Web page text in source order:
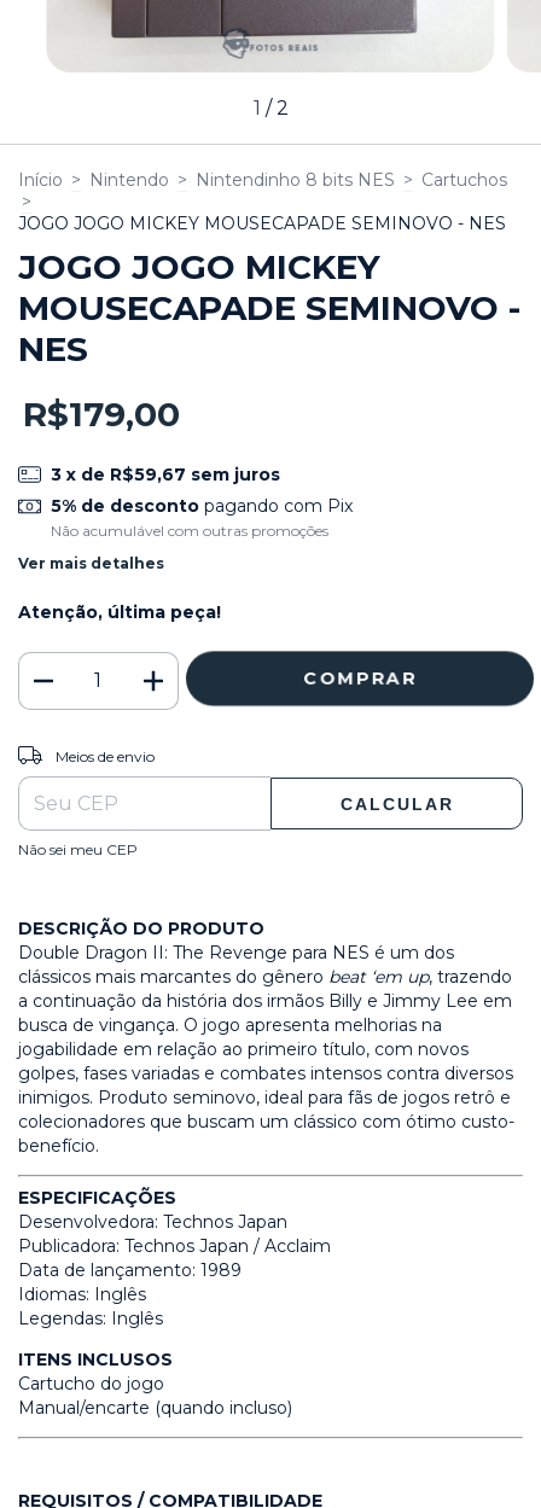
1 /2
Início > Nintendo > Nintendinho 8 bits NES > Cartuchos
>
JOGO JOGO MICKEY MOUSECAPADE SEMINOVO - NES
JOGO JOGO MICKEY
MOUSECAPADE SEMINOVO -
NES
R$179,00
3 x de R$59,67 sem juros
5% de descontopagando com Pix
Não acumulável com outras promoções
Ver mais detalhes
Atenção, última peça!
Entregas para o CEP:
Meios de envio
CALCULAR
Não sei meu CEP
DESCRIÇÃO DO PRODUTO
Double Dragon II: The Revenge para NES é um dos
clássicos mais marcantes do gênero beat ‘em up, trazendo
a continuação da história dos irmãos Billy e Jimmy Lee em
busca de vingança. O jogo apresenta melhorias na
jogabilidade em relação ao primeiro título, com novos
golpes, fases variadas e combates intensos contra diversos
inimigos. Produto seminovo, ideal para fãs de jogos retrô e
colecionadores que buscam um clássico com ótimo custo-
benefício.
ESPECIFICAÇÕES
Desenvolvedora: Technos Japan
Publicadora: Technos Japan / Acclaim
Data de lançamento: 1989
Idiomas: Inglês
Legendas: Inglês
ITENS INCLUSOS
Cartucho do jogo
Manual/encarte (quando incluso)
REQUISITOS / COMPATIBILIDADE